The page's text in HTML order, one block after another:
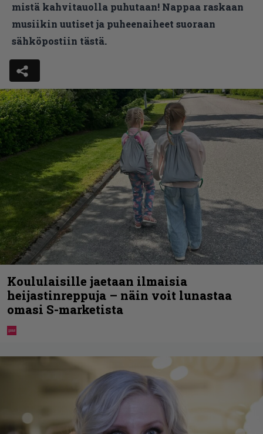
mistä kahvitauolla puhutaan! Nappaa raskaan
musiikin uutiset ja puheenaiheet suoraan
sähköpostiin tästä.
Koululaisille jaetaan ilmaisia
heijastinreppuja – näin voit lunastaa
omasi S-marketista